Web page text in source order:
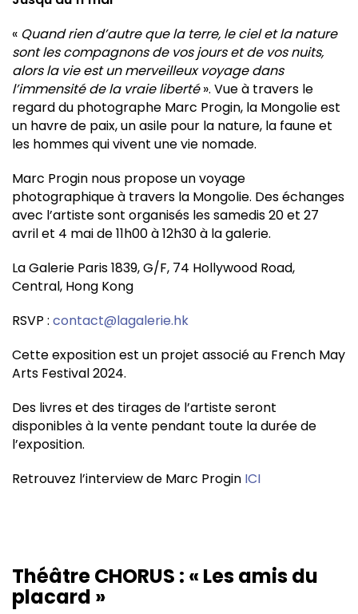
« Quand rien d’autre que la terre, le ciel et la nature
sont les compagnons de vos jours et de vos nuits,
alors la vie est un merveilleux voyage dans
l’immensité de la vraie liberté». Vue à travers le
regard du photographe Marc Progin, la Mongolie est
un havre de paix, un asile pour la nature, la faune et
les hommes qui vivent une vie nomade.
Marc Progin nous propose un voyage
photographique à travers la Mongolie. Des échanges
avec l’artiste sont organisés les samedis 20 et 27
avril et 4 mai de 11h00 à 12h30 à la galerie.
La Galerie Paris 1839, G/F, 74 Hollywood Road,
Central, Hong Kong
RSVP : contact@lagalerie.hk
Cette exposition est un projet associé au French May
Arts Festival 2024.
Des livres et des tirages de l’artiste seront
disponibles à la vente pendant toute la durée de
l’exposition.
Retrouvez l’interview de Marc Progin ICI
Théâtre CHORUS : « Les amis du
placard »